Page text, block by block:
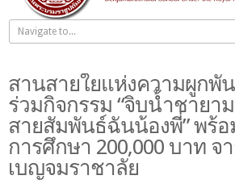
สานสายใยแห่งความผูกพั
ร่วมกิจกรรม “จิบน้ำชายา
สายสัมพันธ์ฉันน้องพี่” พร้
การศึกษา 200,000 บาท จ
เบญจมราชาลัย